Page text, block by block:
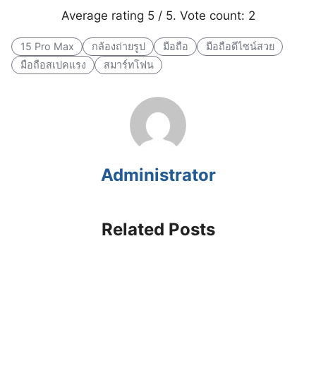
Average rating 5/ 5. Vote count: 2
15 Pro Max กล้องถ่ายรูป มือถือ
มือถือดีไซน์สวย
มือถือสเปคแรง
สมาร์ทโฟน
Administrator
Related Posts